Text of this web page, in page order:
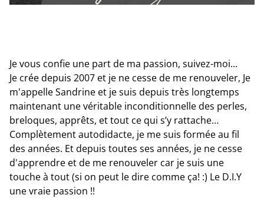
Je vous confie une part de ma passion, suivez-moi...
Je crée depuis 2007 et je ne cesse de me renouveler, Je
m'appelle Sandrine et je suis depuis très longtemps
maintenant une véritable inconditionnelle des perles,
breloques, apprêts, et tout ce qui s’y rattache…
Complètement autodidacte, je me suis formée au fil
des années. Et depuis toutes ses années, je ne cesse
d'apprendre et de me renouveler car je suis une
touche à tout (si on peut le dire comme ça! :) Le D.I.Y
une vraie passion !!